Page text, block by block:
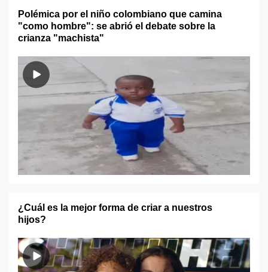
Polémica por el niño colombiano que camina
"como hombre": se abrió el debate sobre la
crianza "machista"
¿Cuál es la mejor forma de criar a nuestros
hijos?